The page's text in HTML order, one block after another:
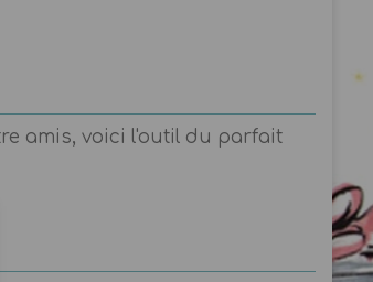
amis, voici l'outil du parfait